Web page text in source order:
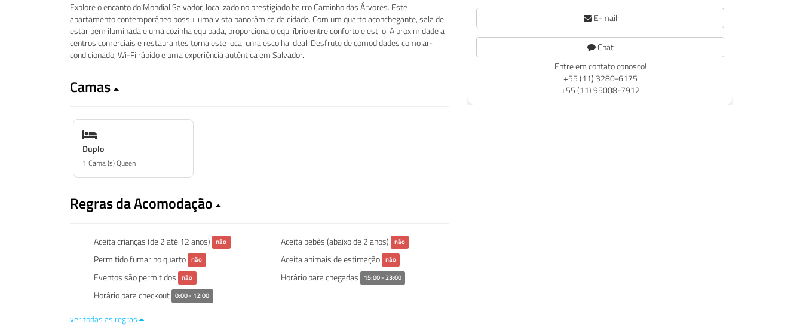
Explore o encanto do Mondial Salvador, localizado no prestigiado bairro Caminho das Árvores. Este
apartamento contemporâneo possui uma vista panorâmica da cidade. Com um quarto aconchegante, sala de
estar bem iluminada e uma cozinha equipada, proporciona o equilíbrio entre conforto e estilo. A proximidade a
centros comerciais e restaurantes torna este local uma escolha ideal. Desfrute de comodidades como ar-
condicionado, Wi-Fi rápido e uma experiência autêntica em Salvador.
Camas
Duplo
1 Cama (s) Queen
Regras da Acomodação
Aceita crianças (de 2 até 12 anos) não Aceita bebês (abaixo de 2 anos) não
Permitido fumar no quarto não Aceita animais de estimação não
Eventos são permitidos não Horário para chegadas 15:00 - 23:00
Horário para checkout 0:00 - 12:00
ver todas as regras
E-mail
Chat
Entre em contato conosco!
+55 (11) 3280-6175
+55 (11) 95008-7912